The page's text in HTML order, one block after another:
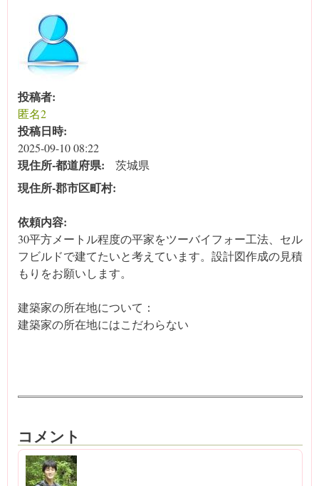
投稿者:
匿名2
投稿日時:
2025-09-10 08:22
現住所‐都道府県: 茨城県
現住所‐郡市区町村:
依頼内容:
30平方メートル程度の平家をツーバイフォー工法、セル
フビルドで建てたいと考えています。設計図作成の見積
もりをお願いします。
建築家の所在地について：
建築家の所在地にはこだわらない
コメント